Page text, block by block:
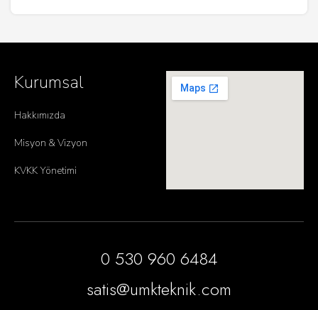
Kurumsal
Hakkımızda
Misyon & Vizyon
KVKK Yönetimi
0 530 960 6484
satis@umkteknik.com